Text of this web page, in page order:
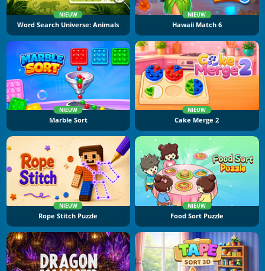
NIEUW
Word Search Universe: Animals
NIEUW
Hawaii Match 6
NIEUW
Marble Sort
NIEUW
Cake Merge 2
NIEUW
Rope Stitch Puzzle
NIEUW
Food Sort Puzzle